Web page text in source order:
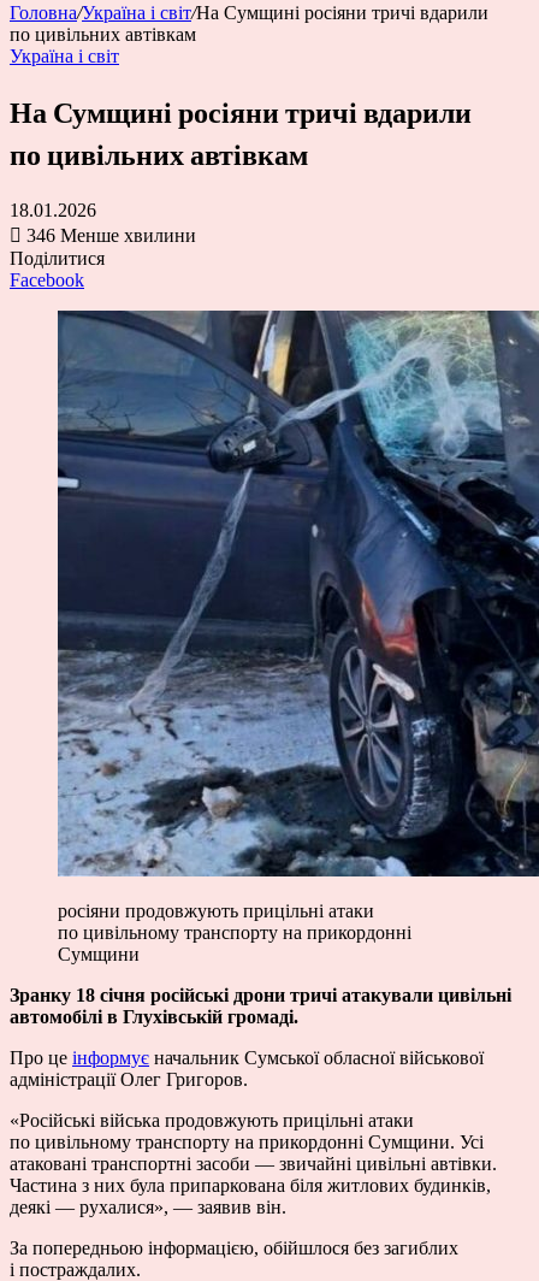
Головна/Україна і світ/На Сумщині росіяни тричі вдарили
по цивільних автівкам
Україна і світ
На Сумщині росіяни тричі вдарили
по цивільних автівкам
18.01.2026
346 Менше хвилини
Поділитися
Facebook
росіяни продовжують прицільні атаки
по цивільному транспорту на прикордонні
Сумщини
Зранку 18 січня російські дрони тричі атакували цивільні
автомобілі в Глухівській громаді.
Про це інформує начальник Сумської обласної військової
адміністрації Олег Григоров.
«Російські війська продовжують прицільні атаки
по цивільному транспорту на прикордонні Сумщини. Усі
атаковані транспортні засоби — звичайні цивільні автівки.
Частина з них була припаркована біля житлових будинків,
деякі — рухалися», — заявив він.
За попередньою інформацією, обійшлося без загиблих
і постраждалих.